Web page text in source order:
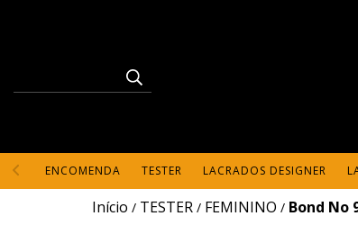
ENCOMENDA TESTER LACRADOS DESIGNER
Início / TESTER / FEMININO / Bond No